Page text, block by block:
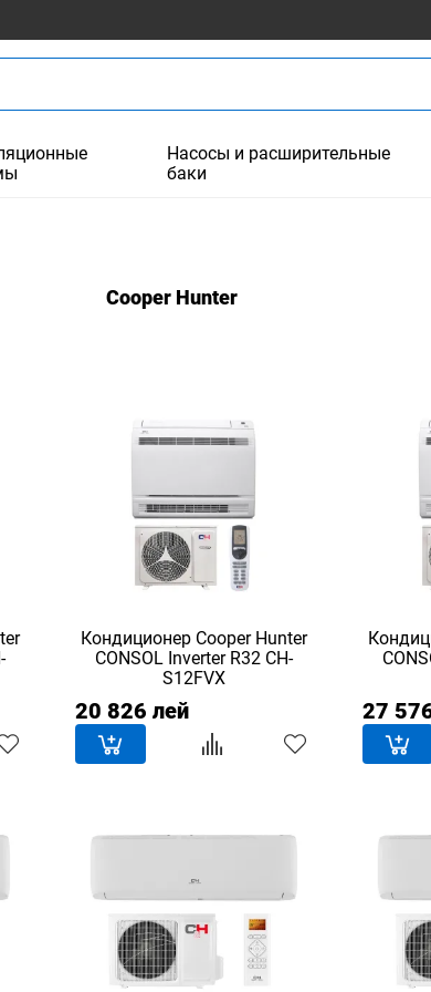
Насосы и расширительные
баки
Cooper Hunter
Кондиционер Сooper Hunter
CONSOL Inverter R32 CH-
S12FVX
20 826 лей 27